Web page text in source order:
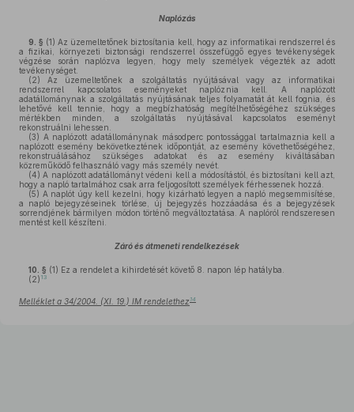
Naplózás
9. § (1) Az üzemeltetőnek biztosítania kell, hogy az informatikai rendszerrel és
a fizikai, környezeti biztonsági rendszerrel összefüggő egyes tevékenységek
végzése során naplózva legyen, hogy mely személyek végezték az adott
tevékenységet.
(2) Az üzemeltetőnek a szolgáltatás nyújtásával vagy az informatikai
rendszerrel kapcsolatos eseményeket naplóznia kell. A naplózott
adatállománynak a szolgáltatás nyújtásának teljes folyamatát át kell fognia, és
lehetővé kell tennie, hogy a megbízhatóság megítélhetőségéhez szükséges
mértékben minden, a szolgáltatás nyújtásával kapcsolatos eseményt
rekonstruálni lehessen.
(3) A naplózott adatállománynak másodperc pontossággal tartalmaznia kell a
naplózott esemény bekövetkeztének időpontját, az esemény követhetőségéhez,
rekonstruálásához szükséges adatokat és az esemény kiváltásában
közreműködő felhasználó vagy más személy nevét.
(4) A naplózott adatállományt védeni kell a módosítástól, és biztosítani kell azt,
hogy a napló tartalmához csak arra feljogosított személyek férhessenek hozzá.
(5) A naplót úgy kell kezelni, hogy kizárható legyen a napló megsemmisítése,
a napló bejegyzéseinek törlése, új bejegyzés hozzáadása és a bejegyzések
sorrendjének bármilyen módon történő megváltoztatása. A naplóról rendszeresen
mentést kell készíteni.
Záró és átmeneti rendelkezések
10. § (1) Ez a rendelet a kihirdetését követő 8. napon lép hatályba.
(2) 13
Melléklet a 34/2004. (XI. 19.) IM rendelethez 14